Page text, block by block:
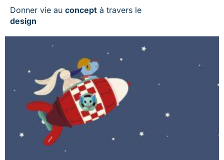
Donner vie au concept à travers le
design